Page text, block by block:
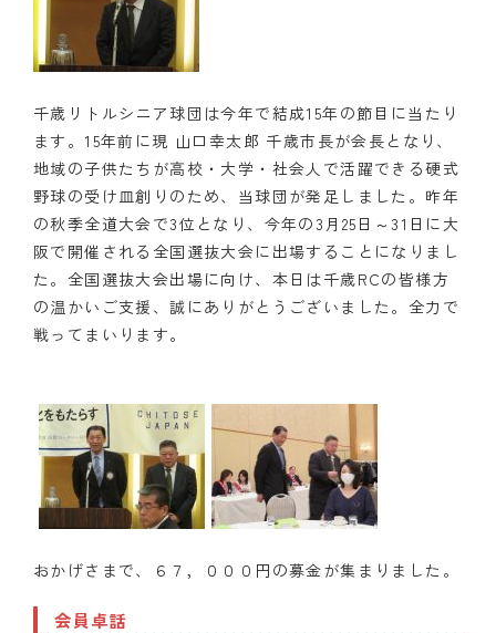
千歳リトルシニア球団は今年で結成15年の節目に当たり
ます。15年前に現 山口幸太郎 千歳市長が会長となり、
地域の子供たちが高校・大学・社会人で活躍できる硬式
野球の受け皿創りのため、当球団が発足しました。昨年
の秋季全道大会で3位となり、今年の3月25日～31日に大
阪で開催される全国選抜大会に出場することになりまし
た。全国選抜大会出場に向け、本日は千歳RCの皆様方
の温かいご支援、誠にありがとうございました。全力で
戦ってまいります。
おかげさまで、６７，０００円の募金が集まりました。
会員卓話